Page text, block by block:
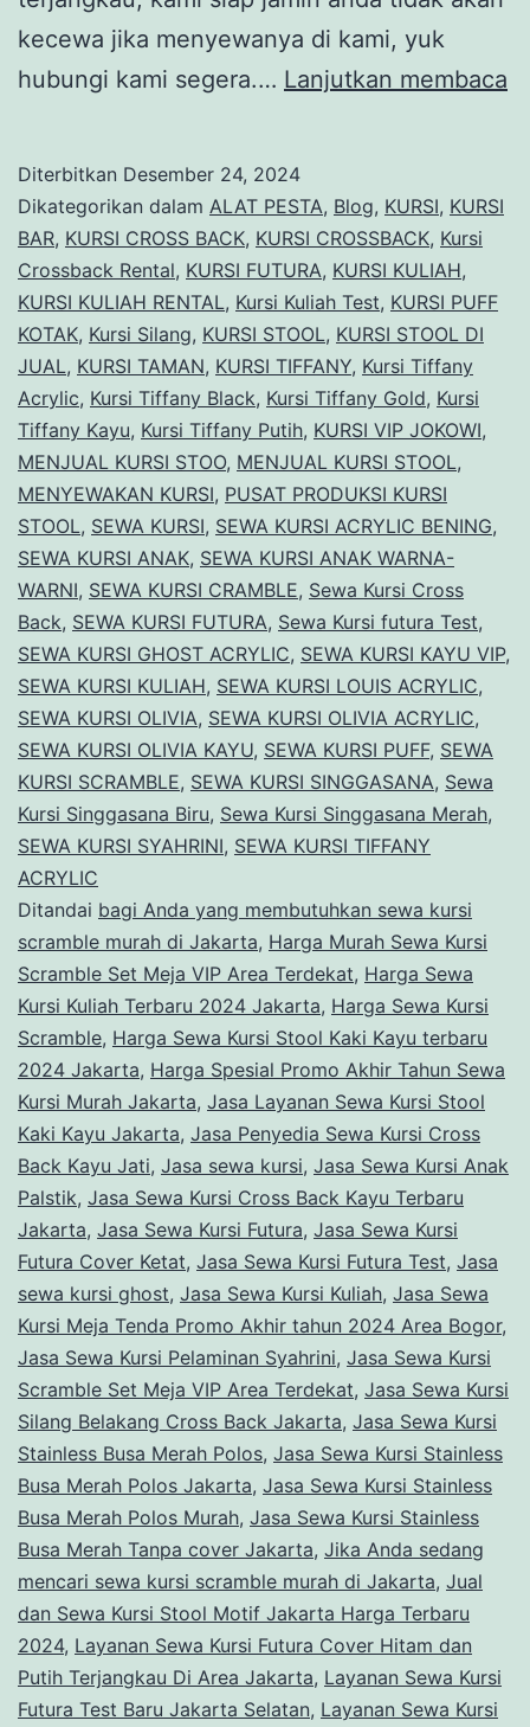
kecewa jika menyewanya di kami, yuk
hubungi kami segera.… Lanjutkan membaca
Diterbitkan Desember 24, 2024
Dikategorikan dalam ALAT PESTA, Blog, KURSI, KURSI
BAR, KURSI CROSS BACK, KURSI CROSSBACK, Kursi
Crossback Rental, KURSI FUTURA, KURSI KULIAH,
KURSI KULIAH RENTAL, Kursi Kuliah Test, KURSI PUFF
KOTAK, Kursi Silang, KURSI STOOL, KURSI STOOL DI
JUAL, KURSI TAMAN, KURSI TIFFANY, Kursi Tiffany
Acrylic, Kursi Tiffany Black, Kursi Tiffany Gold, Kursi
Tiffany Kayu, Kursi Tiffany Putih, KURSI VIP JOKOWI,
MENJUAL KURSI STOO, MENJUAL KURSI STOOL,
MENYEWAKAN KURSI, PUSAT PRODUKSI KURSI
STOOL, SEWA KURSI, SEWA KURSI ACRYLIC BENING,
SEWA KURSI ANAK, SEWA KURSI ANAK WARNA-
WARNI, SEWA KURSI CRAMBLE, Sewa Kursi Cross
Back, SEWA KURSI FUTURA, Sewa Kursi futura Test,
SEWA KURSI GHOST ACRYLIC, SEWA KURSI KAYU VIP,
SEWA KURSI KULIAH, SEWA KURSI LOUIS ACRYLIC,
SEWA KURSI OLIVIA, SEWA KURSI OLIVIA ACRYLIC,
SEWA KURSI OLIVIA KAYU, SEWA KURSI PUFF, SEWA
KURSI SCRAMBLE, SEWA KURSI SINGGASANA, Sewa
Kursi Singgasana Biru, Sewa Kursi Singgasana Merah,
SEWA KURSI SYAHRINI, SEWA KURSI TIFFANY
ACRYLIC
Ditandai bagi Anda yang membutuhkan sewa kursi
scramble murah di Jakarta, Harga Murah Sewa Kursi
Scramble Set Meja VIP Area Terdekat, Harga Sewa
Kursi Kuliah Terbaru 2024 Jakarta, Harga Sewa Kursi
Scramble, Harga Sewa Kursi Stool Kaki Kayu terbaru
2024 Jakarta, Harga Spesial Promo Akhir Tahun Sewa
Kursi Murah Jakarta, Jasa Layanan Sewa Kursi Stool
Kaki Kayu Jakarta, Jasa Penyedia Sewa Kursi Cross
Back Kayu Jati, Jasa sewa kursi, Jasa Sewa Kursi Anak
Palstik, Jasa Sewa Kursi Cross Back Kayu Terbaru
Jakarta, Jasa Sewa Kursi Futura, Jasa Sewa Kursi
Futura Cover Ketat, Jasa Sewa Kursi Futura Test, Jasa
sewa kursi ghost, Jasa Sewa Kursi Kuliah, Jasa Sewa
Kursi Meja Tenda Promo Akhir tahun 2024 Area Bogor,
Jasa Sewa Kursi Pelaminan Syahrini, Jasa Sewa Kursi
Scramble Set Meja VIP Area Terdekat, Jasa Sewa Kursi
Silang Belakang Cross Back Jakarta, Jasa Sewa Kursi
Stainless Busa Merah Polos, Jasa Sewa Kursi Stainless
Busa Merah Polos Jakarta, Jasa Sewa Kursi Stainless
Busa Merah Polos Murah, Jasa Sewa Kursi Stainless
Busa Merah Tanpa cover Jakarta, Jika Anda sedang
mencari sewa kursi scramble murah di Jakarta, Jual
dan Sewa Kursi Stool Motif Jakarta Harga Terbaru
2024, Layanan Sewa Kursi Futura Cover Hitam dan
Putih Terjangkau Di Area Jakarta, Layanan Sewa Kursi
Futura Test Baru Jakarta Selatan, Layanan Sewa Kursi